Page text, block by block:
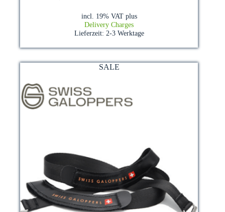
incl. 19% VAT plus
Delivery Charges
Lieferzeit: 2-3 Werktage
SALE